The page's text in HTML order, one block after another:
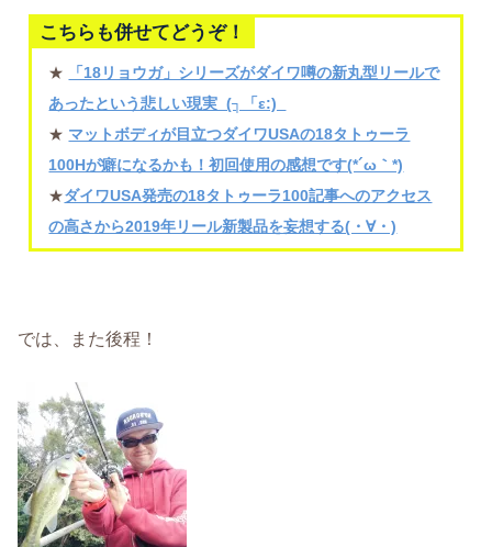
こちらも併せてどうぞ！
★
「18リョウガ」シリーズがダイワ噂の新丸型リールで
あったという悲しい現実_(┐「ε:)_
★ マットボディが目立つダイワUSAの18タトゥーラ
100Hが癖になるかも！初回使用の感想です(*´ω｀*)
★ダイワUSA発売の18タトゥーラ100記事へのアクセス
の高さから2019年リール新製品を妄想する(・∀・)
では、また後程！